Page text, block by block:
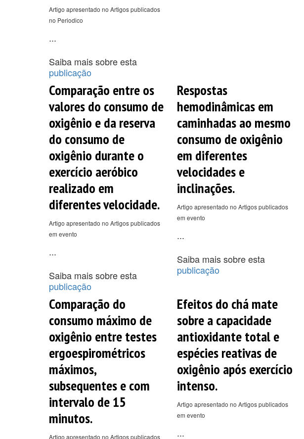
Artigo apresentado no Artigos publicados
no Periodico
...
Saiba mais sobre esta
publicação
Comparação entre os
valores do consumo de
oxigênio e da reserva
do consumo de
oxigênio durante o
exercício aeróbico
realizado em
diferentes velocidade.
Artigo apresentado no Artigos publicados
em evento
...
Saiba mais sobre esta
publicação
Respostas
hemodinâmicas em
caminhadas ao mesmo
consumo de oxigênio
em diferentes
velocidades e
inclinações.
Artigo apresentado no Artigos publicados
em evento
...
Saiba mais sobre esta
publicação
Comparação do
consumo máximo de
oxigênio entre testes
ergoespirométricos
máximos,
subsequentes e com
intervalo de 15
minutos.
Artigo apresentado no Artigos publicados
Efeitos do chá mate
sobre a capacidade
antioxidante total e
espécies reativas de
oxigênio após exercício
intenso.
Artigo apresentado no Artigos publicados
em evento
...